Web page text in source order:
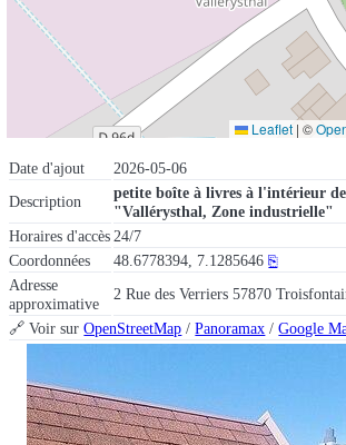
Date d'ajout
2026-05-06
Description
petite boîte à livres à l'intérieur
"Vallérysthal, Zone industrielle"
Horaires d'accès 24/7
Coordonnées
48.6778394, 7.1285646 ⎘
Adresse
approximative
2 Rue des Verriers 57870
🔗 Voir surOpenStreetMap /Panoramax /Google
Leaflet | ©